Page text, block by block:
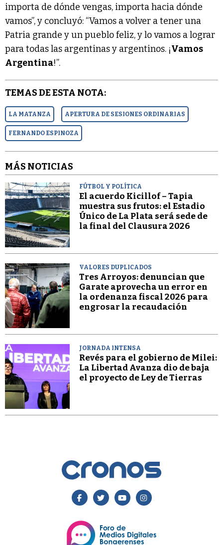
importa de dónde vengas, importa hacia dónde
vamos”, y concluyó: “Vamos a volver a tener una
Patria grande y un pueblo feliz, y lo vamos a lograr
para todas las argentinas y argentinos. ¡Vamos
Argentina!”.
TEMAS DE ESTA NOTA:
LA MATANZA APERTURA DE SESIONES ORDINARIAS
FERNANDO ESPINOZA
MÁS NOTICIAS
FÚTBOL Y POLÍTICA
El acuerdo Kicillof – Tapia
muestra sus frutos: el Estadio
Único de La Plata será sede de
la final del Clausura 2026
VALORES DUPLICADOS
Tres Arroyos: denuncian que
Garate aprovecha un error en
la ordenanza fiscal 2026 para
engrosar la recaudación
JORNADA INTENSA
Revés para el gobierno de Milei:
La Libertad Avanza dio de baja
el proyecto de Ley de Tierras